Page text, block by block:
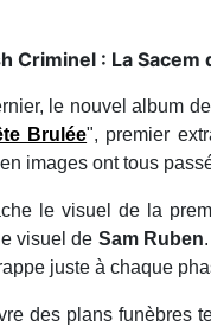
Criminel : La
le nouvel album de
Brulée", premier
images ont tous
le visuel de la
visuel de Sam Ruben
juste à chaque
des plans funèbres